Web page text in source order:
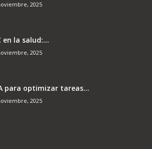
2025
en la salud:...
2025
para optimizar tareas...
2025